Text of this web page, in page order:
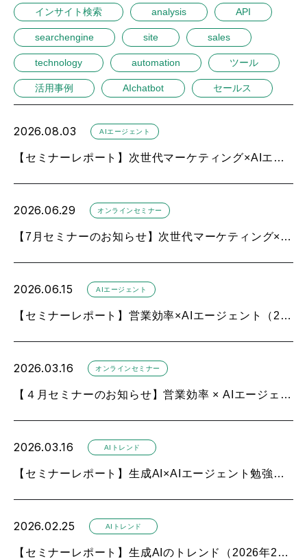
インサイト検索 analysis API
searchengine site sales
technology automation ツール
活用事例 AIchatbot セールス
2026.08.03 AIエージェント
【セミナーレポート】次世代マーケティング×AIエージェント（2026年7月）
2026.06.29 オンラインセミナー
【7月セミナーのお知らせ】次世代マーケティング× AIエージェント
2026.06.15 AIエージェント
【セミナーレポート】営業効率×AIエージェント（2026年4月）
2026.03.16 オンラインセミナー
【４月セミナーのお知らせ】営業効率 × AIエージェント
2026.03.16 AIトレンド
【セミナーレポート】生成AI×AIエージェント勉強会（2026年3月）
2026.02.25 AIトレンド
【セミナーレポート】生成AIのトレンド（2026年2月）